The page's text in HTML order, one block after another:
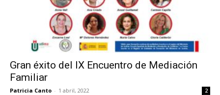
Gran éxito del IX Encuentro de Mediación
Familiar
Patricia Canto - 1 abril, 2022 2